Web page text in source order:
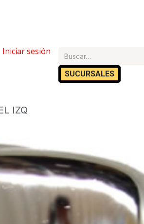
de Ayuda Cita
Iniciar sesión
SUCURSA​​LES
IZQ